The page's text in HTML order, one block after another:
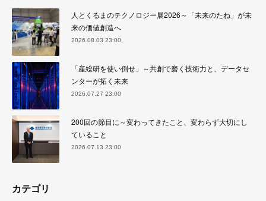
人とくるまのテクノロジー展2026～「未来のたね」が未
来の価値創造へ
2026.08.03 23:00
「産総研を使い倒せ」～共創で磨く技術力と、データセ
ンターが拓く未来
2026.07.27 23:00
200回の節目に～変わってきたこと、変わらず大切にし
ていること
2026.07.13 23:00
カテゴリ